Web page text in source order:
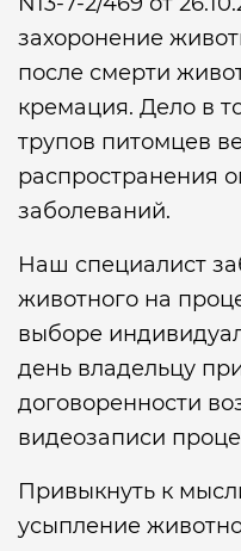
захоронение
после смерти
кремация. Дело в
трупов питомцев
распространения
заболеваний.
Наш специалист
животного на
выборе
день владельцу
договоренности
видеозаписи
Привыкнуть к
усыпление